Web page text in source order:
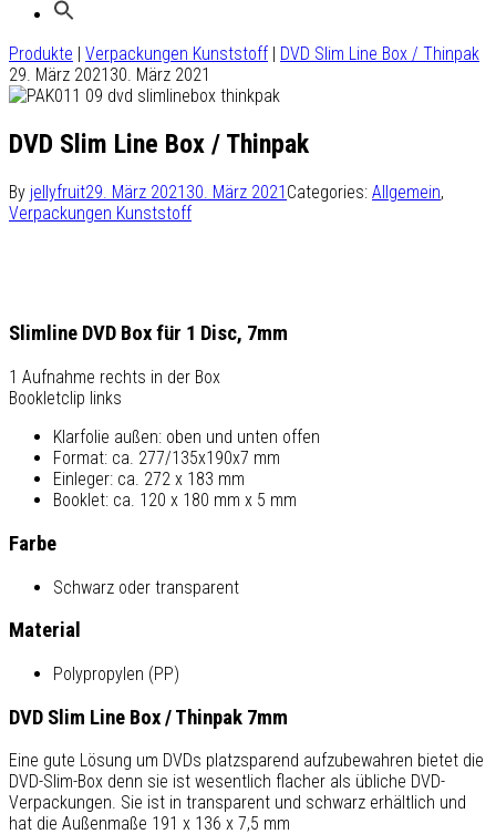
Produkte | Verpackungen Kunststoff | DVD Slim Line Box / Thinpak
29. März 2021 30. März 2021
DVD Slim Line Box / Thinpak
By jellyfruit29. März 2021 30. März 2021 Categories: Allgemein,
Verpackungen Kunststoff
Slimline DVD Box für 1 Disc, 7mm
1 Aufnahme rechts in der Box
Bookletclip links
Klarfolie außen: oben und unten offen
Format: ca. 277/135x190x7 mm
Einleger: ca. 272 x 183 mm
Booklet: ca. 120 x 180 mm x 5 mm
Farbe
Schwarz oder transparent
Material
Polypropylen (PP)
DVD Slim Line Box / Thinpak 7mm
Eine gute Lösung um DVDs platzsparend aufzubewahren bietet die
DVD-Slim-Box denn sie ist wesentlich flacher als übliche DVD-
Verpackungen. Sie ist in transparent und schwarz erhältlich und
hat die Außenmaße 191 x 136 x 7,5 mm